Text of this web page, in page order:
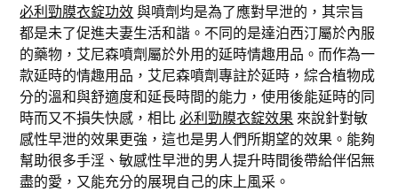
必利勁膜衣錠功效與噴劑均是為了應對早泄的，其宗旨
都是未了促進夫妻生活和諧。不同的是達泊西汀屬於內服
的藥物，艾尼森噴劑屬於外用的延時情趣用品。而作為一
款延時的情趣用品，艾尼森噴劑專註於延時，綜合植物成
分的溫和與舒適度和延長時間的能力，使用後能延時的同
時而又不損失快感，相比必利勁膜衣錠效果 來說針對敏
感性早泄的效果更強，這也是男人們所期望的效果。能夠
幫助很多手淫、敏感性早泄的男人提升時間後帶給伴侶無
盡的愛，又能充分的展現自己的床上風采。